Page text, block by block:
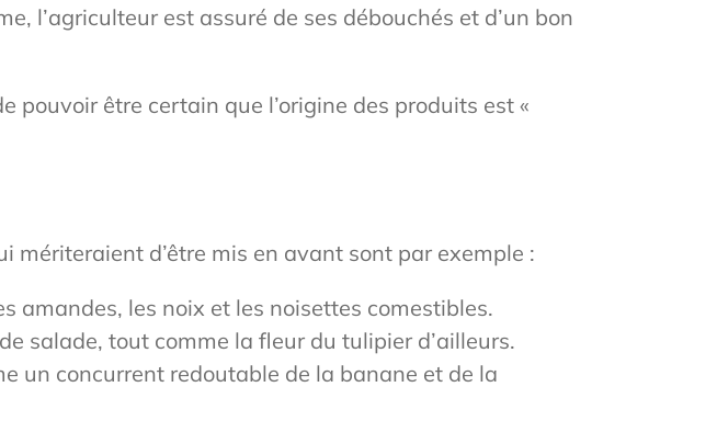
l’agriculteur est assuré de ses débouchés et d’un bon
pouvoir être certain que l’origine des produits est «
d’être mis en avant sont par exemple :
amandes, les noix et les noisettes comestibles.
salade, tout comme la fleur du tulipier d’ailleurs.
un concurrent redoutable de la banane et de la